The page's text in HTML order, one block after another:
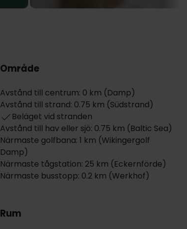
Område
Avstånd till centrum: 0 km (Damp)
Avstånd till strand: 0.75 km (Südstrand)
Beläget vid stranden
Avstånd till hav eller sjö: 0.75 km (Baltic Sea)
Närmaste golfbana: 1 km (Wikingergolf
Damp)
Närmaste tågstation: 25 km (Eckernförde)
Närmaste busstopp: 0.2 km (Werkhof)
Rum